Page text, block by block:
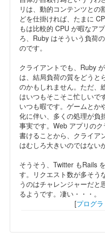
リは、動的コンテンツとの
どを仕掛ければ、たまに
もは比較的 CPU が暇なア
ろ、Ruby はそういう負荷
のです。
クライアントでも、Ruby
は、結局負荷の質をどうと
のかもしれません。ただ、
はいつもそこそこ忙しいで
いつも暇です。ゲームとか
化に伴い、多くの処理が負
事実です。Web アプリの
書けることから、クライア
はむしろ大きいのではない
そうそう、Twitter もRails
す。リクエスト数が多そう
うのはチャレンジャーだと
るようです。凄い・・・。
[プログ